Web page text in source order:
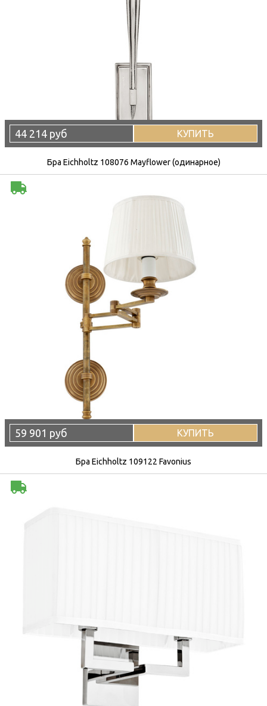
44 214 руб КУПИТЬ
Бра Eichholtz 108076 Mayflower (одинарное)
59 901 руб КУПИТЬ
Бра Eichholtz 109122 Favonius